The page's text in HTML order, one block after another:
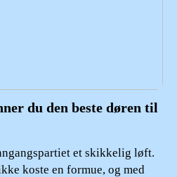
du den beste døren til
et skikkelig løft.
koste en formue, og med